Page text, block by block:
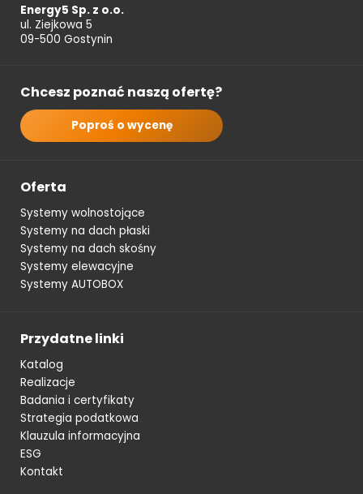
Energy5 Sp. z o.o.
ul. Ziejkowa 5
09-500 Gostynin
Chcesz poznać naszą ofertę?
Poproś o wycenę
Oferta
Systemy wolnostojące
Systemy na dach płaski
Systemy na dach skośny
Systemy elewacyjne
Systemy AUTOBOX
Przydatne linki
Katalog
Realizacje
Badania i certyfikaty
Strategia podatkowa
Klauzula informacyjna
ESG
Kontakt